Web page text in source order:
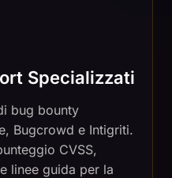
Specializzati
bug bounty
Bugcrowd e Intigriti.
CVSS,
linee guida per la